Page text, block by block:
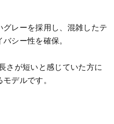
レーを採用し、混雑したテ
シー性を確保。
さが短いと感じていた方に
デルです。